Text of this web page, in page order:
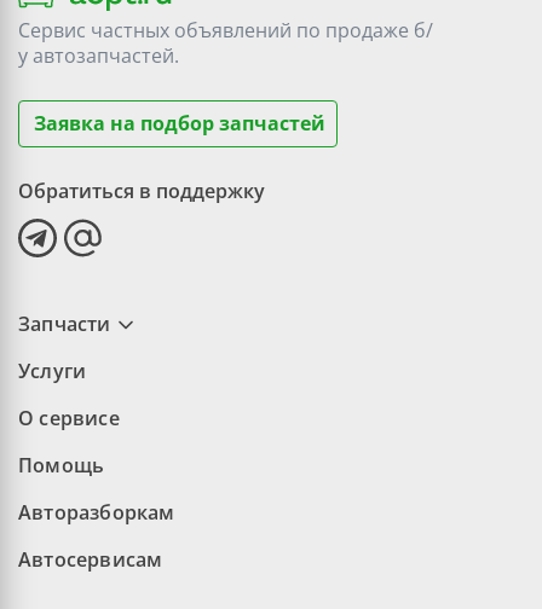
Сервис частных объявлений по продаже б/
уавтозапчастей.
Заявка на подбор запчастей
Обратиться в поддержку
Запчасти
Услуги
О сервисе
Помощь
Авторазборкам
Автосервисам